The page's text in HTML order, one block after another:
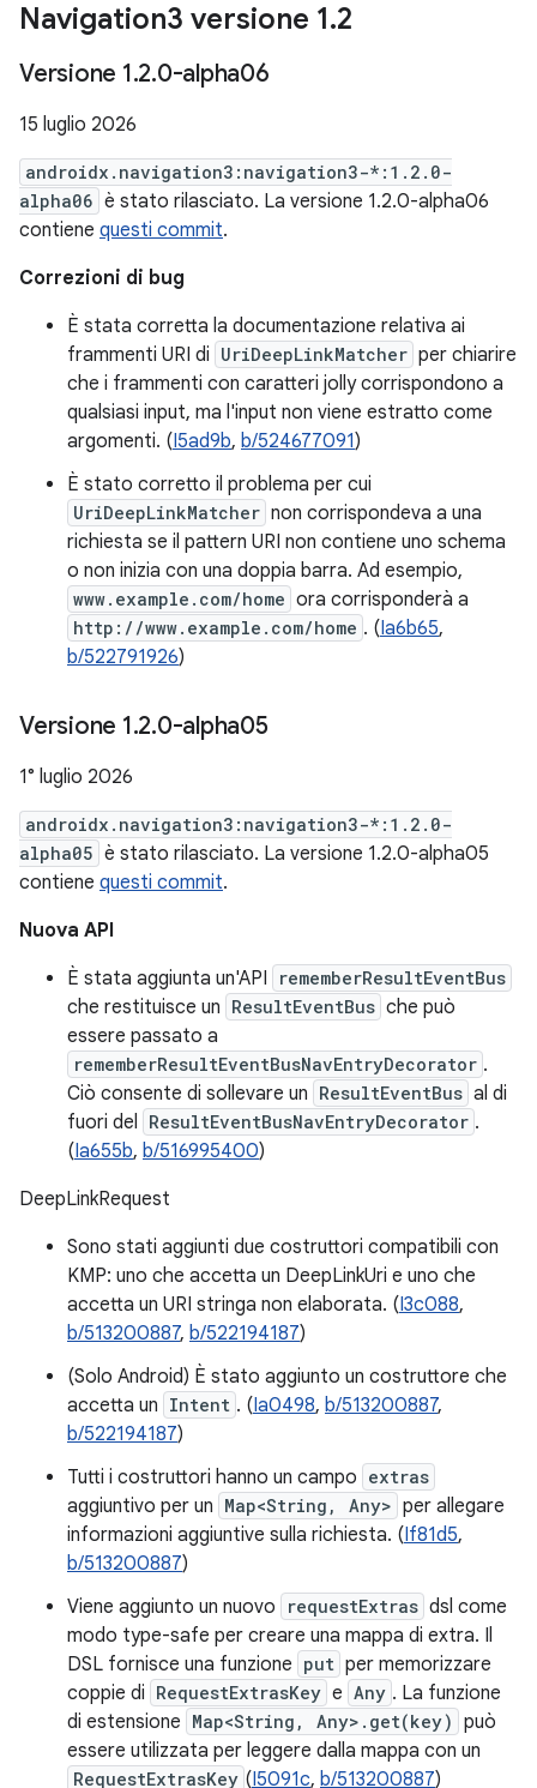
Navigation3 versione 1.2
Versione 1.2.0-alpha06
15 luglio 2026
androidx.navigation3:navigation3-*:1.2.0-
alpha06 è stato rilasciato. La versione 1.2.0-alpha06
contiene questi commit.
Correzioni di bug
È stata corretta la documentazione relativa ai
frammenti URI di UriDeepLinkMatcher per chiarire
che i frammenti con caratteri jolly corrispondono a
qualsiasi input, ma l'input non viene estratto come
argomenti. (I5ad9b, b/524677091)
È stato corretto il problema per cui
UriDeepLinkMatcher non corrispondeva a una
richiesta se il pattern URI non contiene uno schema
o non inizia con una doppia barra. Ad esempio,
www.example.com/home ora corrisponderà a
http://www.example.com/home . (Ia6b65,
b/522791926)
Versione 1.2.0-alpha05
1° luglio 2026
androidx.navigation3:navigation3-*:1.2.0-
alpha05 è stato rilasciato. La versione 1.2.0-alpha05
contiene questi commit.
Nuova API
È stata aggiunta un'API
rememberResultEventBus
che restituisce un ResultEventBus che può
essere passato a
rememberResultEventBusNavEntryDecorator .
Ciò consente di sollevare un ResultEventBus al di
fuori del ResultEventBusNavEntryDecorator .
(Ia655b, b/516995400)
DeepLinkRequest
Sono stati aggiunti due costruttori compatibili con
KMP: uno che accetta un DeepLinkUri e uno che
accetta un URI stringa non elaborata. (I3c088,
b/513200887, b/522194187)
(Solo Android) È stato aggiunto un costruttore che
accetta un Intent . (Ia0498, b/513200887,
b/522194187)
Tutti i costruttori hanno un campo extras
aggiuntivo per un Map<String, Any> per allegare
informazioni aggiuntive sulla richiesta. (If81d5,
b/513200887)
Viene aggiunto un nuovo
requestExtras dsl come
modo type-safe per creare una mappa di extra. Il
DSL fornisce una funzione put per memorizzare
coppie di RequestExtrasKey e Any . La funzione
di estensione Map<String, Any>.get(key) può
essere utilizzata per leggere dalla mappa con un
RequestExtrasKey (I5091c, b/513200887)